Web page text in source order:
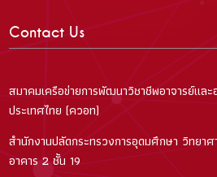
Contact Us
สมาคมเครือข่ายการพัฒนาวิชาชีพอาจารย์แล
ประเทศไทย (ควอท)
สำนักงานปลัดกระทรวงการอุดมศึกษา วิทยา
อาคาร 2 ชั้น 19